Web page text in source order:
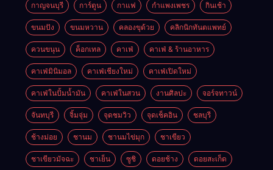
กาญจนบุรี การ์ตูน กาแฟ กำแพงเพชร กินเช้า
ขนมปัง ขนมหวาน คลองขุด้วย คลิกนิกทันตแพทย์
ควนขนุน ค็อกเทล คาเฟ่ คาเฟ่ & ร้านอาหาร
คาเฟ่มินิมอล คาเฟ่เชียงใหม่ คาเฟ่เปิดใหม่
คาเฟ่ในปั้มน้ำมัน คาเฟ่ในสวน งานศิลปะ จอร์จทาวน์
จันทบุรี จิ้มจุ่ม จุดชมวิว จุดเช็คอิน ชลบุรี
ช้างม่อย ชานม ชานมไข่มุก ชาเขียว
ชาเขียวมัจฉะ ชาเย็น ซูชิ ดอยช้าง ดอยสะเก็ด